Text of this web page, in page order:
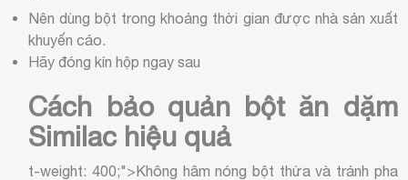
Nên dùng bột trong khoảng thời gian được nhà sản xuất
khuyến cáo.
Hãy đóng kín hộp ngay sau
Cách bảo quản bột ăn dặm
Similac hiệu quả
t-weight: 400;">Không hâm nóng bột thừa và tránh pha